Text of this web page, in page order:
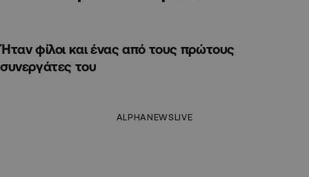
Ήταν φίλοι και ένας από τους πρώτους
συνεργάτες του
ALPHANEWSLIVE